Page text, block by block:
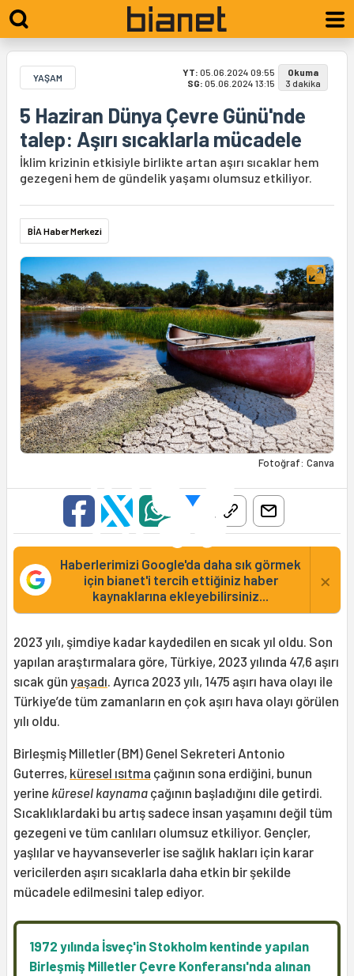
YAŞAM YT: 05.06.2024 09:55
SG: 05.06.2024 13:15
Okuma
3 dakika
5 Haziran Dünya Çevre Günü'nde
talep: Aşırı sıcaklarla mücadele
İklim krizinin etkisiyle birlikte artan aşırı sıcaklar hem
gezegeni hem de gündelik yaşamı olumsuz etkiliyor.
BİA Haber Merkezi
Fotoğraf: Canva
Haberlerimizi Google'da daha sık görmek
için bianet'i tercih ettiğiniz haber
kaynaklarına ekleyebilirsiniz...
×
2023 yılı, şimdiye kadar kaydedilen en sıcak yıl oldu. Son
yapılan araştırmalara göre, Türkiye, 2023 yılında 47,6 aşırı
sıcak gün yaşadı . Ayrıca 2023 yılı, 1475 aşırı hava olayı ile
Türkiye’de tüm zamanların en çok aşırı hava olayı görülen
yılı oldu.
Birleşmiş Milletler (BM) Genel Sekreteri Antonio
Guterres, küresel ısıtma çağının sona erdiğini, bunun
yerine küresel kaynama çağının başladığını dile getirdi.
Sıcaklıklardaki bu artış sadece insan yaşamını değil tüm
gezegeni ve tüm canlıları olumsuz etkiliyor. Gençler,
yaşlılar ve hayvanseverler ise sağlık hakları için karar
vericilerden aşırı sıcaklarla daha etkin bir şekilde
mücadele edilmesini talep ediyor.
1972 yılında İsveç'in Stokholm kentinde yapılan
Birleşmiş Milletler Çevre Konferansı'nda alınan